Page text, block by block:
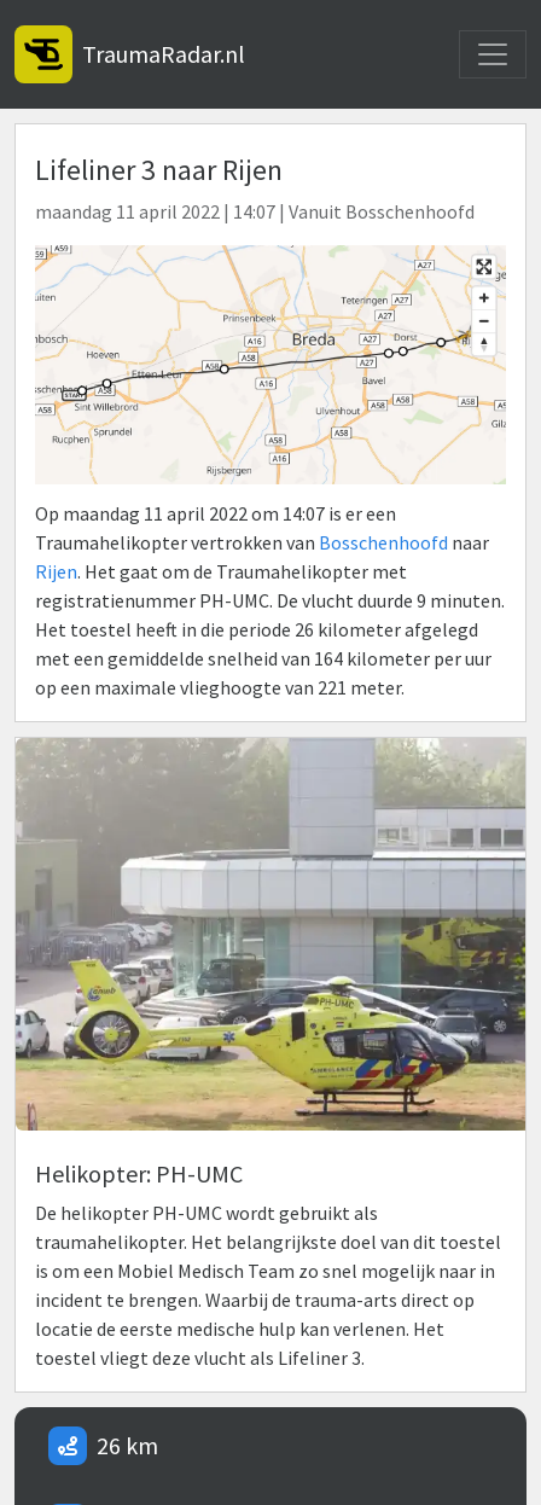
TraumaRadar.nl
Lifeliner 3 naar Rijen
maandag 11 april 2022 | 14:07 | Vanuit Bosschenhoofd
Op maandag 11 april 2022 om 14:07 is er een
Traumahelikopter vertrokken van Bosschenhoofd naar
Rijen. Het gaat om de Traumahelikopter met
registratienummer PH-UMC. De vlucht duurde 9 minuten.
Het toestel heeft in die periode 26 kilometer afgelegd
met een gemiddelde snelheid van 164 kilometer per uur
op een maximale vlieghoogte van 221 meter.
Helikopter: PH-UMC
De helikopter PH-UMC wordt gebruikt als
traumahelikopter. Het belangrijkste doel van dit toestel
is om een Mobiel Medisch Team zo snel mogelijk naar in
incident te brengen. Waarbij de trauma-arts direct op
locatie de eerste medische hulp kan verlenen. Het
toestel vliegt deze vlucht als Lifeliner 3.
26 km